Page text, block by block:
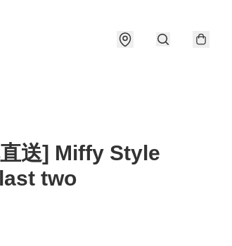
送] Miffy Style
two